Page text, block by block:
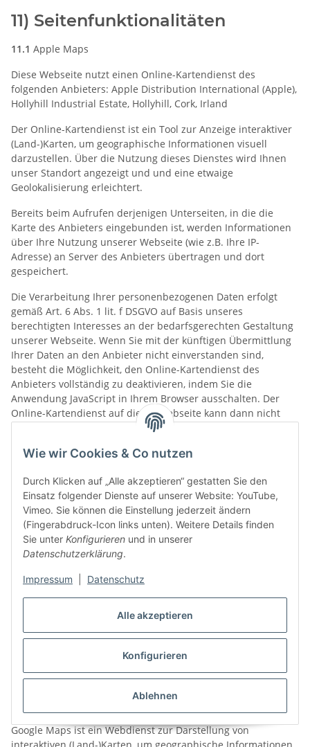
Alle akzeptieren
Konfigurieren
Ablehnen
Wie wir Cookies & Co nutzen
Durch Klicken auf „Alle akzeptieren“ gestatten Sie den
Einsatz folgender Dienste auf unserer Website: YouTube,
Vimeo. Sie können die Einstellung jederzeit ändern
(Fingerabdruck-Icon links unten). Weitere Details finden
Sie unter Konfigurieren und in unserer
Datenschutzerklärung.
Impressum Datenschutz
11) Seitenfunktionalitäten
11.1 Apple Maps
Diese Webseite nutzt einen Online-Kartendienst des
folgenden Anbieters: Apple Distribution International (Apple),
Hollyhill Industrial Estate, Hollyhill, Cork, Irland
Der Online-Kartendienst ist ein Tool zur Anzeige interaktiver
(Land-)Karten, um geographische Informationen visuell
darzustellen. Über die Nutzung dieses Dienstes wird Ihnen
unser Standort angezeigt und und eine etwaige
Geolokalisierung erleichtert.
Bereits beim Aufrufen derjenigen Unterseiten, in die die
Karte des Anbieters eingebunden ist, werden Informationen
über Ihre Nutzung unserer Webseite (wie z.B. Ihre IP-
Adresse) an Server des Anbieters übertragen und dort
gespeichert.
Die Verarbeitung Ihrer personenbezogenen Daten erfolgt
gemäß Art. 6 Abs. 1 lit. f DSGVO auf Basis unseres
berechtigten Interesses an der bedarfsgerechten Gestaltung
unserer Webseite. Wenn Sie mit der künftigen Übermittlung
Ihrer Daten an den Anbieter nicht einverstanden sind,
besteht die Möglichkeit, den Online-Kartendienst des
Anbieters vollständig zu deaktivieren, indem Sie die
Anwendung JavaScript in Ihrem Browser ausschalten. Der
Online-Kartendienst auf dieser Webseite kann dann nicht
Soweit rechtlich erforderlich, haben wir zur vorstehend
gemäß Art. 6 Abs. 1 lit. a DSGVO eingeholt. Sie können Ihre
erteilte Einwilligung jederzeit mit Wirkung für die Zukunft
widerrufen. Um Ihren Widerruf auszuüben, befolgen Sie bitte
die vorstehend geschilderte Möglichkeit zur Vornahme eines
Widerspruchs.
Anbieter auf Standardvertragsklauseln der Europäischen
Kommission, welche die Einhaltung des europäischen
Datenschutzniveaus sicherzustellen sollen.
11.2Google Maps
Diese Webseite nutzt einen Online-Kartendienst des
folgenden Anbieters: Google Maps (API) von Google Ireland
Limited, Gordon House, 4 Barrow St, Dublin, D04 E5W5, Irland
Google Maps ist ein Webdienst zur Darstellung von